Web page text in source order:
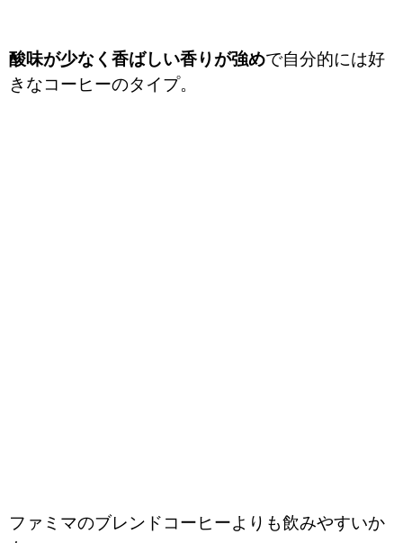
酸味が少なく香ばしい香りが強めで自分的には好
きなコーヒーのタイプ。
ファミマのブレンドコーヒーよりも飲みやすいか